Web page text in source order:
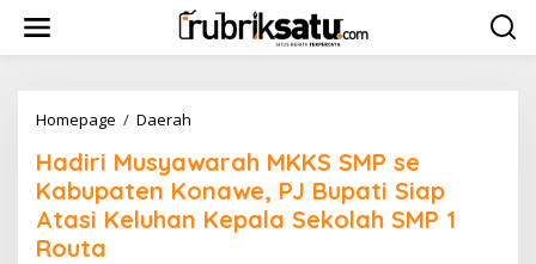
w
Homepage / Daerah
d
i
r
i
Hadiri Musyawarah MKKS SMP se
Kabupaten Konawe, PJ Bupati Siap
Atasi Keluhan Kepala Sekolah SMP 1
Routa